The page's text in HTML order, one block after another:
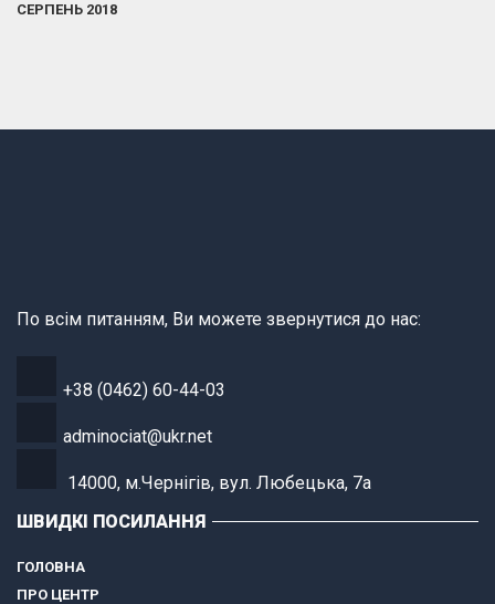
СЕРПЕНЬ 2018
По всім питанням, Ви можете звернутися до нас:
+38 (0462) 60-44-03
adminociat@ukr.net
14000, м.Чернігів, вул. Любецька, 7а
ШВИДКІ ПОСИЛАННЯ
ГОЛОВНА
ПРО ЦЕНТР